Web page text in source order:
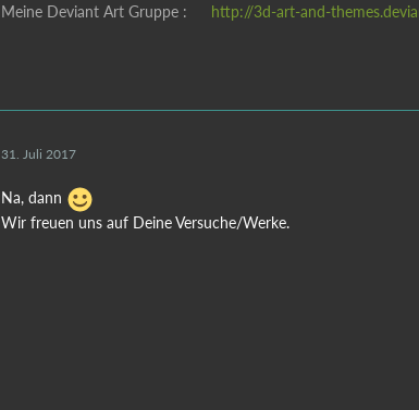
Meine Deviant Art Gruppe :
http://3d-art-and-
31. Juli 2017
Na, dann
Wir freuen uns auf Deine Versuche/Werke.